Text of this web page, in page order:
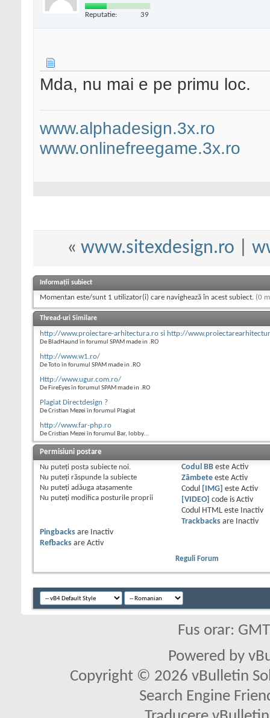
Reputatie: 39
Mda, nu mai e pe primu loc.
www.alphadesign.3x.ro
www.onlinefreegame.3x.ro
« www.sitexdesign.ro
Informații subiect
Momentan este/sunt 1 utilizator(i) care navighează în acest subiect. (0
Thread-uri Similare
http://www.proiectare-arhitectura.ro si http://
De BladHaund în forumul SPAM made in .RO
http://www.w1.ro/
De Toto în forumul SPAM made in .RO
Http://www.ugur.com.ro/
De FireEyes în forumul SPAM made in .RO
Plagiat Directdesign ?
De Cristian Mezei în forumul Plagiat
http://www.far-php.ro
De Cristian Mezei în forumul Bar, lobby...
Permisiuni postare
Nu puteţi posta subiecte noi.
Nu puteţi răspunde la subiecte
Nu puteţi adăuga ataşamente
Nu puteţi modifica posturile proprii
Codul BBeste Activ
Zâmbeteeste Activ
Codul
[IMG] este Activ
[VIDEO]
code is Activ
Codul HTML este
Inactiv
Trackbacksare
Inactiv
Pingbacks are
Inactiv
Refbacks are Activ
Reguli Forum
Fus orar:
Powered by
Copyright © 2026 vBulletin
Search Engine